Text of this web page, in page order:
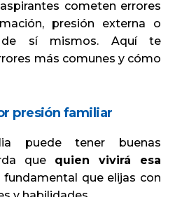
cometen errores
presión externa o
de sí mismos. Aquí te
más comunes y cómo
presión familiar
puede tener buenas
que quien vivirá esa
fundamental que elijas con